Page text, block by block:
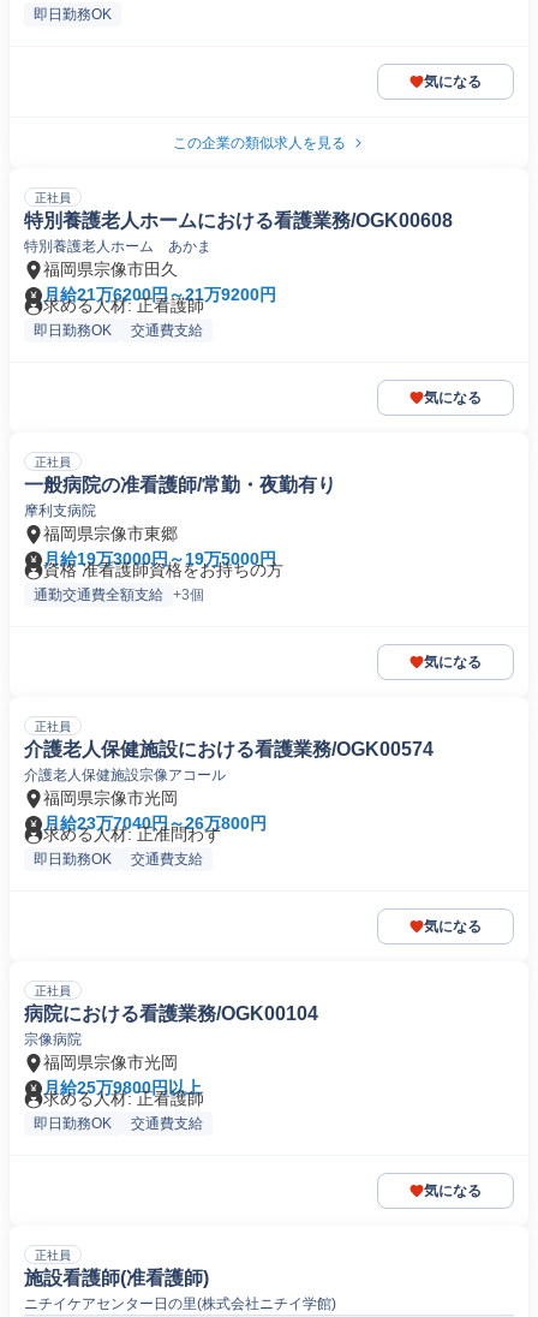
即日勤務OK
気になる
この企業の類似求人を見る
正社員
特別養護老人ホームにおける看護業務/OGK00608
特別養護老人ホーム あかま
福岡県宗像市田久
月給21万6200円～21万9200円
求める人材: 正看護師
即日勤務OK 交通費支給
気になる
正社員
一般病院の准看護師/常勤・夜勤有り
摩利支病院
福岡県宗像市東郷
月給19万3000円～19万5000円
資格 准看護師資格をお持ちの方
通勤交通費全額支給 +3個
気になる
正社員
介護老人保健施設における看護業務/OGK00574
介護老人保健施設宗像アコール
福岡県宗像市光岡
月給23万7040円～26万800円
求める人材: 正准問わず
即日勤務OK 交通費支給
気になる
正社員
病院における看護業務/OGK00104
宗像病院
福岡県宗像市光岡
月給25万9800円以上
求める人材: 正看護師
即日勤務OK 交通費支給
気になる
正社員
施設看護師(准看護師)
ニチイケアセンター日の里(株式会社ニチイ学館)